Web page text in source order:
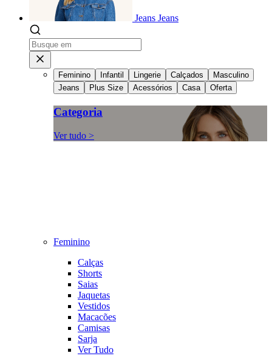
Jeans Jeans
Feminino Infantil Lingerie Calçados
Masculino
Jeans
Plus Size Acessórios Casa Oferta
Categoria
Ver tudo >
Feminino
Calças
Shorts
Saias
Jaquetas
Vestidos
Macacões
Camisas
Sarja
Ver Tudo